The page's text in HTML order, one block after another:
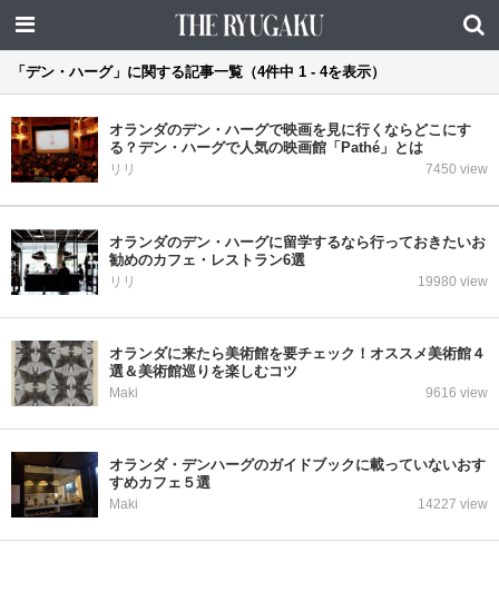
「デン・ハーグ」に関する記事一覧（4件中 1 - 4を表示）
オランダのデン・ハーグで映画を見に行くならどこにす
る？デン・ハーグで人気の映画館「Pathé」とは
リリ 7450 view
オランダのデン・ハーグに留学するなら行っておきたいお
勧めのカフェ・レストラン6選
リリ 19980 view
オランダに来たら美術館を要チェック！オススメ美術館４
選＆美術館巡りを楽しむコツ
Maki 9616 view
オランダ・デンハーグのガイドブックに載っていないおす
すめカフェ５選
Maki 14227 view